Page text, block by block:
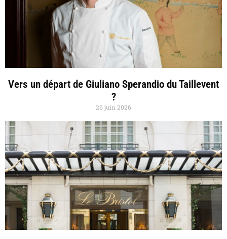
Vers un départ de Giuliano Sperandio du Taillevent
?
26 juin 2026